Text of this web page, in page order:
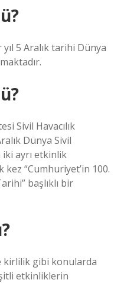
5 Aralık tarihi Dünya
Sivil Havacılık
Dünya Sivil
iki ayrı etkinlik
“Cumhuriyet’in 100.
başlıklı bir
kirlilik gibi konularda
etkinliklerin